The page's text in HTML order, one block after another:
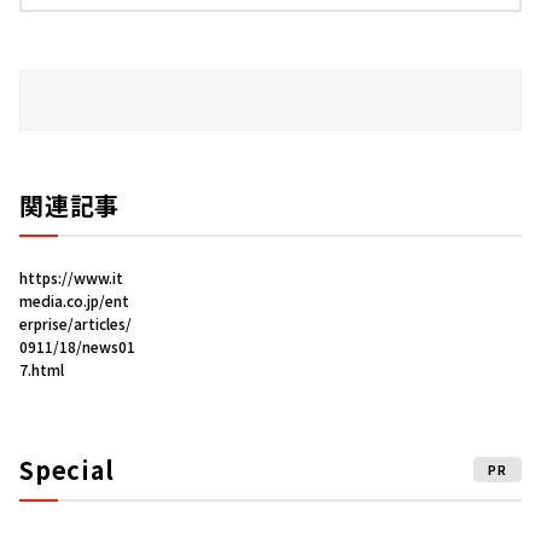
関連記事
https://www.it
media.co.jp/ent
erprise/articles/
0911/18/news01
7.html
Special PR